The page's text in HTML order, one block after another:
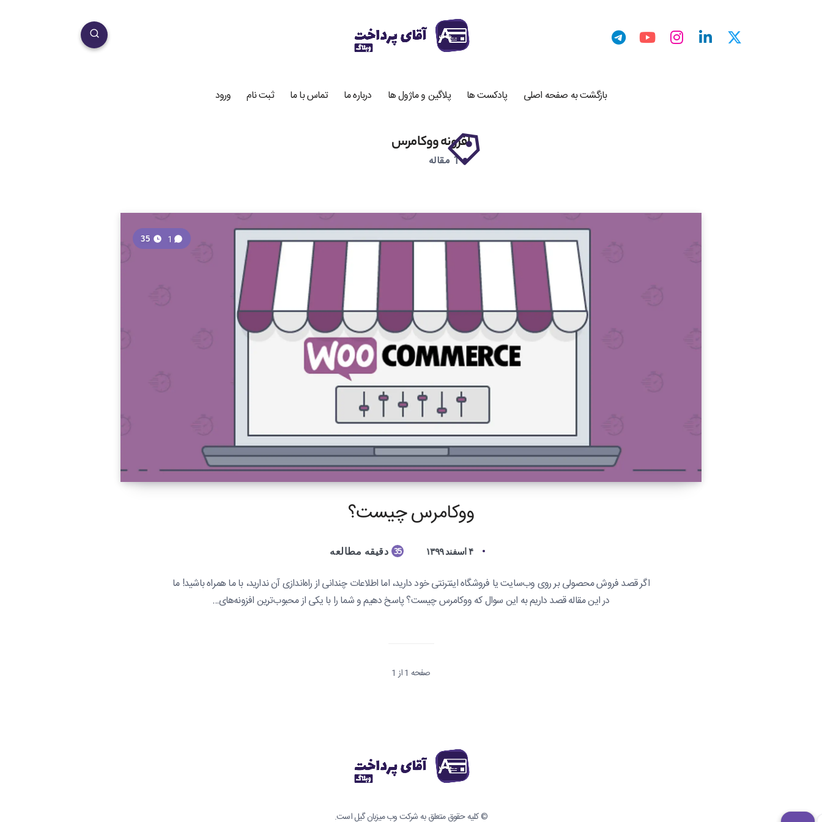
بازگشت به صفحه اصلی پادکست ها پلاگین و ماژول ها درباره ما تماس با ما ثبت نام ورود
افزونه ووکامرس
1 مقاله
ووکامرس چیست؟
1
۴ اسفند ۱۳۹۹ 35 دقیقه مطالعه
اگر قصد فروش محصولی بر روی وب‌سایت یا فروشگاه اینترنتی خود دارید، اما اطلاعات چندانی از راه‌اندازی آن ندارید، با ما همراه باشید! ما
در این مقاله قصد داریم به این سوال که ووکامرس چیست؟ پاسخ دهیم و شما را با یکی از محبوب‌ترین افزونه‌های…
صفحه 1 از 1
© کلیه حقوق متعلق بهشرکت وب میزبان گیلاست.